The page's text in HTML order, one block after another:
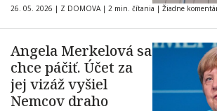
26. 05. 2026 | Z DOMOVA | 2 min. čítania | Žiadne
Angela Merkelová sa
chce páčiť. Účet za
jej vizáž vyšiel
Nemcov draho